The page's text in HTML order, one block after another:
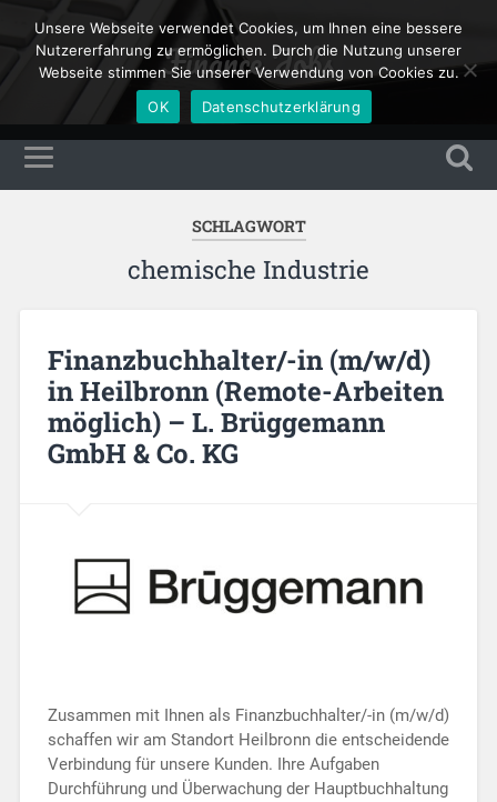
Finance Jobs
SCHLAGWORT
chemische Industrie
Finanzbuchhalter/-in (m/w/d)
in Heilbronn (Remote-Arbeiten
möglich) – L. Brüggemann
GmbH & Co. KG
Zusammen mit Ihnen als Finanzbuchhalter/-in (m/w/d)
schaffen wir am Standort Heilbronn die entscheidende
Verbindung für unsere Kunden. Ihre Aufgaben
Durchführung und Überwachung der Hauptbuchhaltung
Unsere Webseite verwendet Cookies, um Ihnen eine bessere
Nutzererfahrung zu ermöglichen. Durch die Nutzung unserer
Webseite stimmen Sie unserer Verwendung von Cookies zu.
OK
Datenschutzerklärung